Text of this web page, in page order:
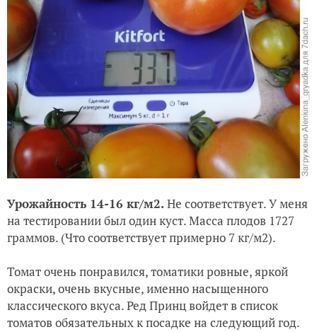
Урожайность 14-16 кг/м2. Не соответствует. У меня
на тестировании был один куст. Масса плодов 1727
граммов. (Что соответствует примерно 7 кг/м2).
Томат очень понравился, томатики ровные, яркой
окраски, очень вкусные, именно насыщенного
классического вкуса. Ред Принц войдет в список
томатов обязательных к посадке на следующий год.